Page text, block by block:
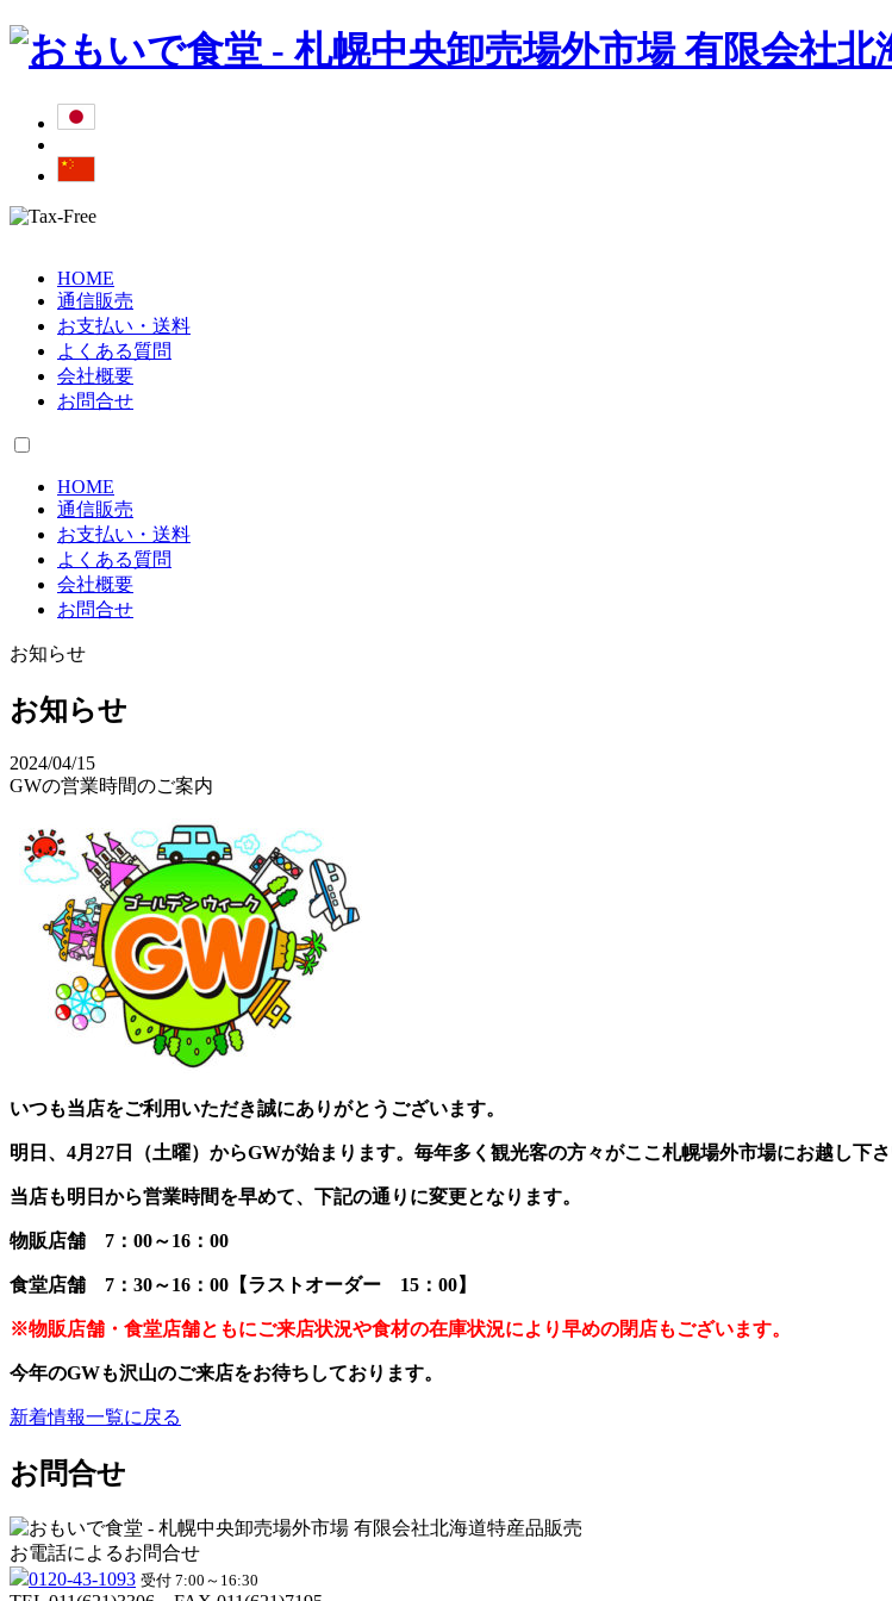
HOME
通信販売
お支払い・送料
よくある質問
会社概要
お問合せ
HOME
通信販売
お支払い・送料
よくある質問
会社概要
お問合せ
お知らせ
お知らせ
2024/04/15
GWの営業時間のご案内
いつも当店をご利用いただき誠にありがとうございます。
明日、4月27日（土曜）からGWが始まります。毎年多く観光客の方々がここ札幌場外市場にお越し下
当店も明日から営業時間を早めて、下記の通りに変更となります。
物販店舗 7：00～16：00
食堂店舗 7：30～16：00【ラストオーダー 15：00】
※物販店舗・食堂店舗ともにご来店状況や食材の在庫状況により早めの閉店もございます。
今年のGWも沢山のご来店をお待ちしております。
新着情報一覧に戻る
お問合せ
お電話によるお問合せ
0120-43-1093 受付 7:00～16:30